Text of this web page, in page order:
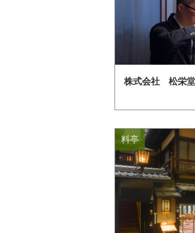
株式会社 松栄
料亭